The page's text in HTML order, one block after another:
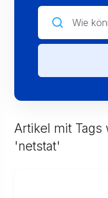
Artikel mit Tags
'netstat'